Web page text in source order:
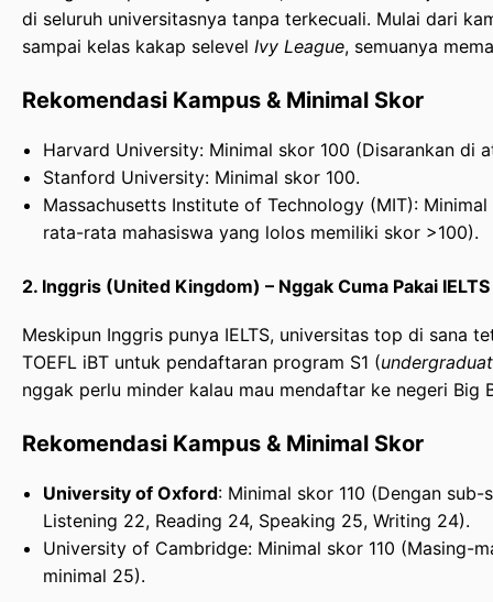
di seluruh universitasnya tanpa terkecuali. Mulai dari
sampai kelas kakap selevel Ivy League, semuanya
Rekomendasi Kampus & Minimal Skor
Harvard University: Minimal skor 100 (Disarankan di
Stanford University: Minimal skor 100.
Massachusetts Institute of Technology (MIT):
rata-rata mahasiswa yang lolos memiliki skor >100).
2. Inggris (United Kingdom) – Nggak Cuma Pakai IELTS
Meskipun Inggris punya IELTS, universitas top di sana
TOEFL iBT untuk pendaftaran program S1 (
nggak perlu minder kalau mau mendaftar ke negeri Big
Rekomendasi Kampus & Minimal Skor
University of Oxford: Minimal skor 110 (Dengan sub-
Listening 22, Reading 24, Speaking 25, Writing 24).
University of Cambridge: Minimal skor 110 (Masing-
minimal 25).